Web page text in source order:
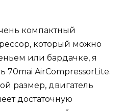
компактный
который можно
или бардачке, я
70mai AirCompressorLite.
размер, двигатель
достаточную